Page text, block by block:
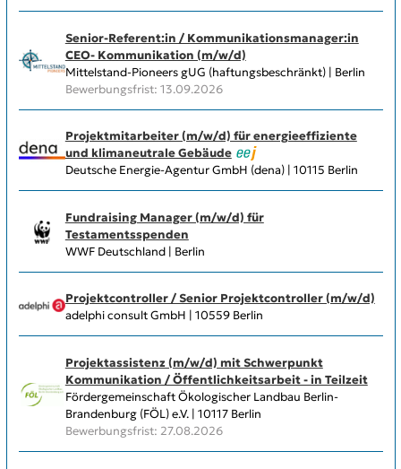
Senior-Referent:in / Kommunikationsmanager:in
CEO- Kommunikation (m/w/d)
Mittelstand-Pioneers gUG (haftungsbeschränkt) | Berlin
Bewerbungsfrist: 13.09.2026
Projektmitarbeiter (m/w/d) für energieeffiziente
und klimaneutrale Gebäude
Deutsche Energie-Agentur GmbH (dena) | 10115 Berlin
Fundraising Manager (m/w/d) für
Testamentsspenden
WWF Deutschland | Berlin
Projektcontroller / Senior Projektcontroller (m/w/d)
adelphi consult GmbH | 10559 Berlin
Projektassistenz (m/w/d) mit Schwerpunkt
Kommunikation / Öffentlichkeitsarbeit - in Teilzeit
Fördergemeinschaft Ökologischer Landbau Berlin-
Brandenburg (FÖL) e.V. | 10117 Berlin
Bewerbungsfrist: 27.08.2026